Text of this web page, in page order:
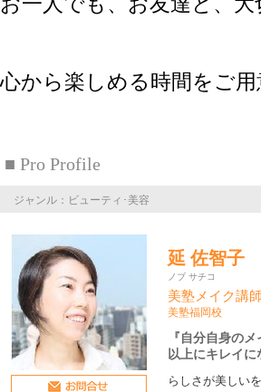
心から楽しめる時間をご用
■ Pro Profile
ジャンル：ビューティ･美容
延 佐智子
ノブ サチコ
美塾メイク講師
美塾福岡校
『自分自身の
以上にキレイ
らしさが美しい